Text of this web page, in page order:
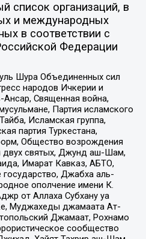
список организаций, в
и международных
в соответствии с
Федерации
Шура Объединенных сил
народов Ичкерии и
Ансар, Священная война,
Партия исламского
Исламская группа,
партия Туркестана,
Общество возрождения
двух святых, Джунд аш-Шам,
Имарат Кавказ, АБТО,
Джабха аль-
ополчение имени К.
от Аллаха Субхану уа
Муджахеды джамаата Ат-
Джамаат, Рохнамо
сообщество